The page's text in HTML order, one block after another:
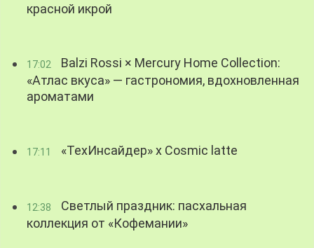
красной икрой
17:02
Balzi Rossi × Mercury Home Collection:
«Атлас вкуса» — гастрономия, вдохновленная
ароматами
17:11 «ТехИнсайдер» х Cosmic latte
12:38
Светлый праздник: пасхальная
коллекция от «Кофемании»